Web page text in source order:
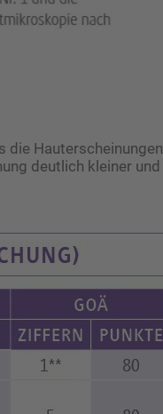
die Hauterscheinungen
deutlich kleiner und